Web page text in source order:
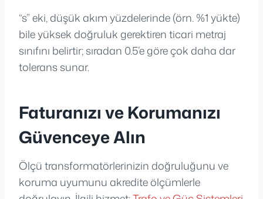
“s” eki, düşük akım yüzdelerinde (örn. %1 yükte)
bile yüksek doğruluk gerektiren ticari metraj
sınıfını belirtir; sıradan 0.5’e göre çok daha dar
tolerans sunar.
Faturanızı ve Korumanızı
Güvenceye Alın
Ölçü transformatörlerinizin doğruluğunu ve
koruma uyumunu akredite ölçümlerle